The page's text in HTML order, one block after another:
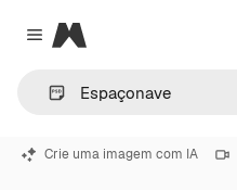
Close menu
Magnific
Crie uma imagem com IA